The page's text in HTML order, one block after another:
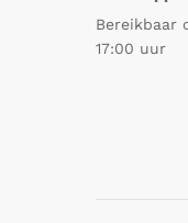
Bereikbaar
17:00 uur